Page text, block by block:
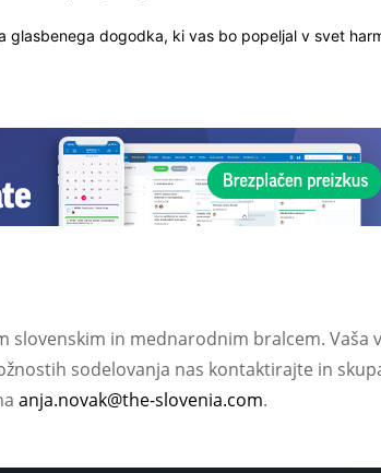
glasbenega dogodka, ki vas bo popeljal v svet
in mednarodnim bralcem. Vaša
sodelovanja nas kontaktirajte in
anja.novak@the-slovenia.com.